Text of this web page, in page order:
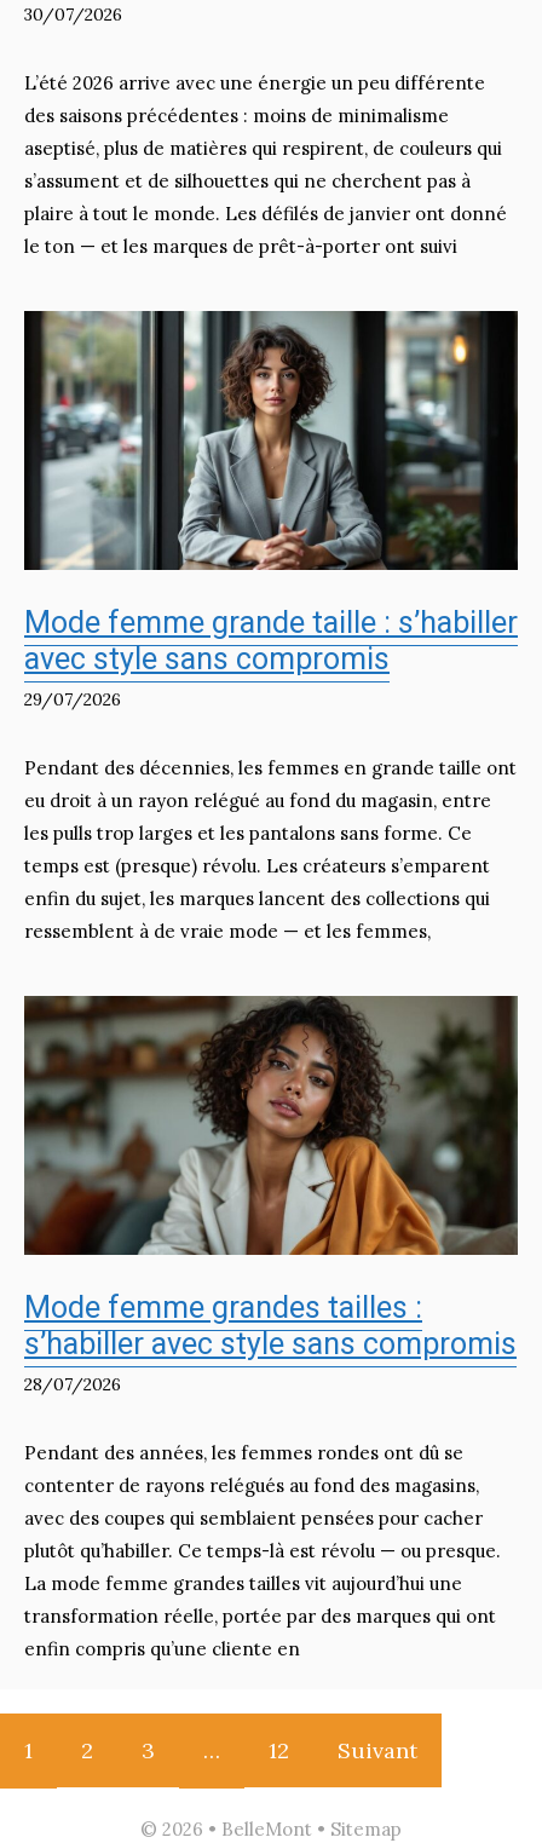
30/07/2026
L’été 2026 arrive avec une énergie un peu différente
des saisons précédentes : moins de minimalisme
aseptisé, plus de matières qui respirent, de couleurs qui
s’assument et de silhouettes qui ne cherchent pas à
plaire à tout le monde. Les défilés de janvier ont donné
le ton — et les marques de prêt-à-porter ont suivi
Mode femme grande taille : s’habiller
avec style sans compromis
29/07/2026
Pendant des décennies, les femmes en grande taille ont
eu droit à un rayon relégué au fond du magasin, entre
les pulls trop larges et les pantalons sans forme. Ce
temps est (presque) révolu. Les créateurs s’emparent
enfin du sujet, les marques lancent des collections qui
ressemblent à de vraie mode — et les femmes,
Mode femme grandes tailles :
s’habiller avec style sans compromis
28/07/2026
Pendant des années, les femmes rondes ont dû se
contenter de rayons relégués au fond des magasins,
avec des coupes qui semblaient pensées pour cacher
plutôt qu’habiller. Ce temps-là est révolu — ou presque.
La mode femme grandes tailles vit aujourd’hui une
transformation réelle, portée par des marques qui ont
enfin compris qu’une cliente en
1 2 3 … 12 Suivant
© 2026 • BelleMont • Sitemap